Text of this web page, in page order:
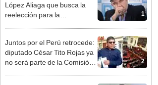
1
López Aliaga que busca la
reelección para la
2
Juntos por el Perú retrocede:
diputado César Tito Rojas ya
no será parte de la Comisión